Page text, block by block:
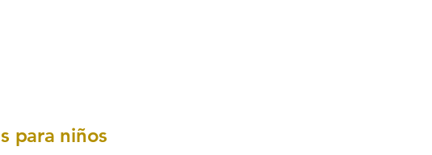
para niños